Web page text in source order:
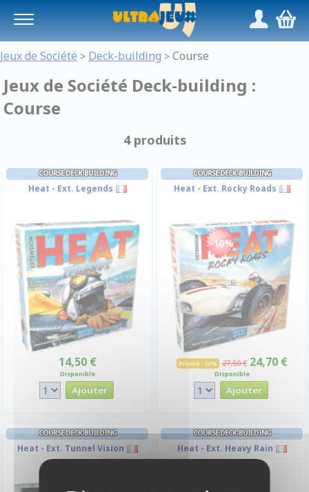
/,
Jeux de Société > Deck-building > Course
Jeux de Société Deck-building :
Course
4 produits
COURSE DECK-BUILDING
Heat - Ext. Legends
14,50 €
Disponible
COURSE DECK-BUILDING
Heat - Ext. Rocky Roads
-10%
Promo -10% 27,50 € 24,70 €
Disponible
COURSE DECK-BUILDING
Heat - Ext. Tunnel Vision
COURSE DECK-BUILDING
Heat - Ext. Heavy Rain